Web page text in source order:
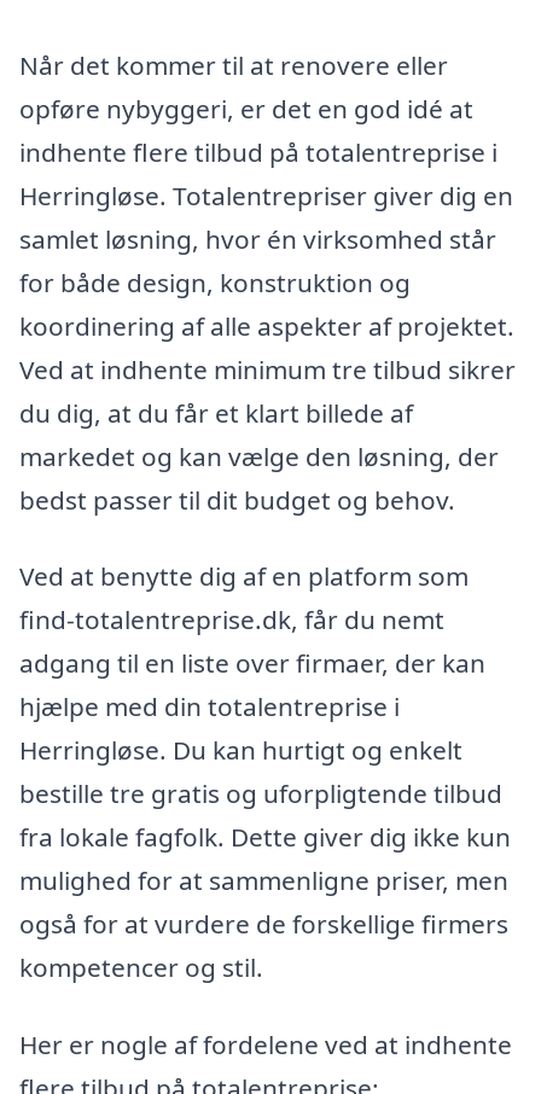
Når det kommer til at renovere eller
opføre nybyggeri, er det en god idé at
indhente flere tilbud på totalentreprise i
Herringløse. Totalentrepriser giver dig en
samlet løsning, hvor én virksomhed står
for både design, konstruktion og
koordinering af alle aspekter af projektet.
Ved at indhente minimum tre tilbud sikrer
du dig, at du får et klart billede af
markedet og kan vælge den løsning, der
bedst passer til dit budget og behov.
Ved at benytte dig af en platform som
find-totalentreprise.dk, får du nemt
adgang til en liste over firmaer, der kan
hjælpe med din totalentreprise i
Herringløse. Du kan hurtigt og enkelt
bestille tre gratis og uforpligtende tilbud
fra lokale fagfolk. Dette giver dig ikke kun
mulighed for at sammenligne priser, men
også for at vurdere de forskellige firmers
kompetencer og stil.
Her er nogle af fordelene ved at indhente